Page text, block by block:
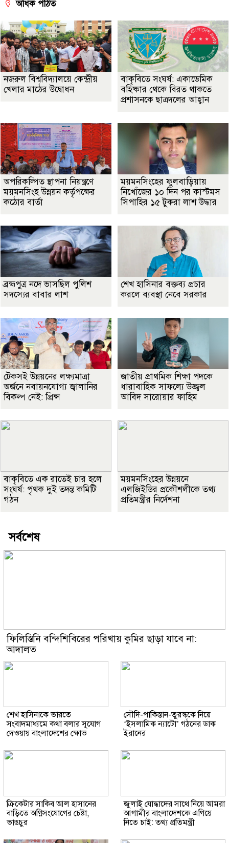
অধিক পঠিত
নজরুল বিশ্ববিদ্যালয়ে কেন্দ্রীয়
খেলার মাঠের উদ্বোধন
বাকৃবিতে সংঘর্ষ: একাডেমিক
বহিষ্কার থেকে বিরত থাকতে
প্রশাসনকে ছাত্রদলের আহ্বান
অপরিকল্পিত স্থাপনা নিয়ন্ত্রণে
ময়মনসিংহ উন্নয়ন কর্তৃপক্ষের
কঠোর বার্তা
ময়মনসিংহের ফুলবাড়িয়ায়
নিখোঁজের ১০ দিন পর কাস্টমস
সিপাহির ১৫ টুকরা লাশ উদ্ধার
ব্রহ্মপুত্র নদে ভাসছিল পুলিশ
সদস্যের বাবার লাশ
শেখ হাসিনার বক্তব্য প্রচার
করলে ব্যবস্থা নেবে সরকার
টেকসই উন্নয়নের লক্ষ্যমাত্রা
অর্জনে নবায়নযোগ্য জ্বালানির
বিকল্প নেই: প্রিন্স
জাতীয় প্রাথমিক শিক্ষা পদকে
ধারাবাহিক সাফল্যে উজ্জ্বল
আবিদ সারোয়ার ফাহিম
বাকৃবিতে এক রাতেই চার হলে
সংঘর্ষ: পৃথক দুই তদন্ত কমিটি
গঠন
ময়মনসিংহের উন্নয়নে
এলজিইডির প্রকৌশলীকে তথ্য
প্রতিমন্ত্রীর নির্দেশনা
সর্বশেষ
ফিলিস্তিনি বন্দিশিবিরের পরিখায় কুমির ছাড়া যাবে না:
আদালত
শেখ হাসিনাকে ভারতে
সংবাদমাধ্যমে কথা বলার সুযোগ
দেওয়ায় বাংলাদেশের ক্ষোভ
সৌদি-পাকিস্তান-তুরস্ককে নিয়ে
‘ইসলামিক ন্যাটো’ গঠনের ডাক
ইরানের
ক্রিকেটার সাকিব আল হাসানের
বাড়িতে অগ্নিসংযোগের চেষ্টা,
ভাঙচুর
জুলাই যোদ্ধাদের সাথে নিয়ে আমরা
আগামীর বাংলাদেশকে এগিয়ে
নিতে চাই: তথ্য প্রতিমন্ত্রী